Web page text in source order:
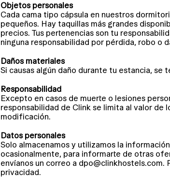
Objetos personales
Cada cama tipo cápsula en nuestros
pequeños. Hay taquillas más grandes
precios. Tus pertenencias son tu
ninguna responsabilidad por pérdida, robo o
Daños materiales
Si causas algún daño durante tu estancia, se
Responsabilidad
Excepto en casos de muerte o lesiones
responsabilidad de Clink se limita al valor de
modificación.
Datos personales
Solo almacenamos y utilizamos la
ocasionalmente, para informarte de otras
envíanos un correo a dpo@clinkhostels.com.
privacidad.